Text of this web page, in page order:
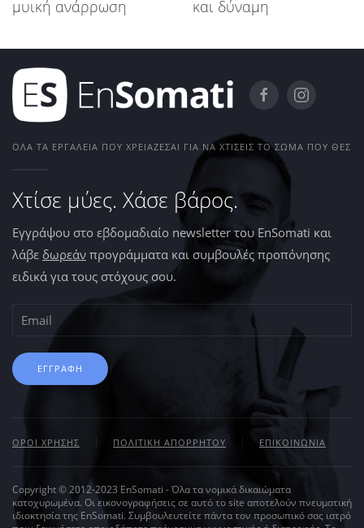
μυική ανάρρωση
και δύναμη
ΌΛΑ ΤΑ ΕΡΓΑΛΕΊΑ ΠΟΥ ΧΡΕΙΆΖΕΣΑΙ ΓΙΑ ΝΑ ΧΤΊΣΕΙΣ ΤΟ ΣΏΜΑ ΠΟΥ ΘΕΣ
Χτίσε μύες. Χάσε βάρος.
Εγγράψου στο εβδομαδιαίο newsletter του EnSomati και
λάβε δωρεάν προγράμματα και συμβουλές προπόνησης
ειδικά για τους στόχους σου.
ΕΓΓΡΑΦΗ
ΟΡΟΙ ΧΡΗΣΗΣ ΠΟΛΙΤΙΚΗ ΑΠΟΡΡΗΤΟΥ ΕΠΙΚΟΙΝΩΝΙΑ
Copyright © 2012-2023 EnSomati - Όλα τα νομικά δικαιώματα
κατοχυρωμένα. Οι εικονογραφήσεις σε αυτό το site αποτελούν πνευματική
ιδιοκτησία της EnSomati. Συμβουλευτείτε πάντα τον προσωπικό σας ιατρό